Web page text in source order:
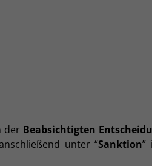
der Beabsichtigten
unter “Sanktion”